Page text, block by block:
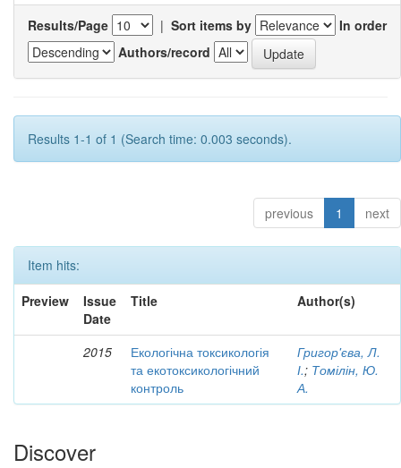
Results/Page | Sort items by
In order
Authors/record
Results 1-1 of 1 (Search time: 0.003 seconds).
previous 1 next
Item hits:
Preview
Issue
Date
Title Author(s)
2015
Екологічна токсикологія
та екотоксикологічний
контроль
Григор'єва, Л.
І.; Томілін, Ю.
А.
Discover